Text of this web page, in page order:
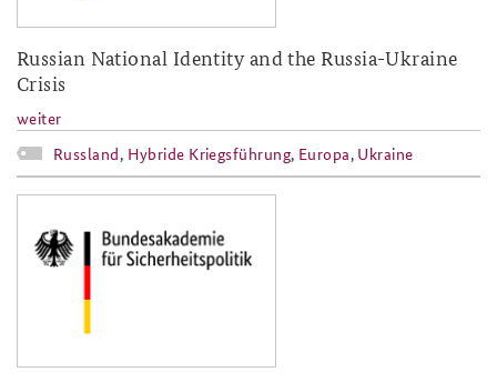
Russian National Identity and the Russia-Ukraine
Crisis
weiter
Russland, Hybride Kriegsführung, Europa, Ukraine